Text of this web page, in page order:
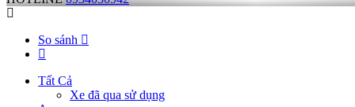
So sánh
Tất Cả
Xe đã qua sử dụng